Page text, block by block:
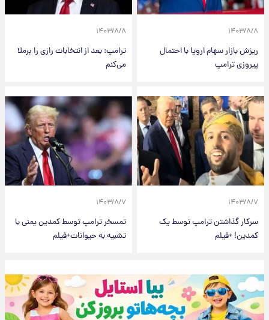
۱۴۰۳/۸/۸
ریزش بازار سهام اروپا با احتمال
پیروزی ترامپ
۱۴۰۳/۸/۸
ترامپ: بعد از انتخابات رازی را برملا
می‌کنم
۱۴۰۳/۸/۷
سرکار گذاشتن ترامپ توسط یک
کمدین! +فیلم
۱۴۰۳/۸/۷
تمسخر ترامپ توسط کمدین یمنی با
تشبیه به حیوانات+فیلم